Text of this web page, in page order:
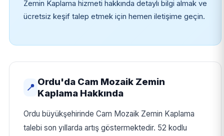
Zemin Kaplama hizmeti hakkında detaylı bilgi almak ve
ücretsiz keşif talep etmek için hemen iletişime geçin.
📍
Ordu'da Cam Mozaik Zemin
Kaplama Hakkında
Ordu büyükşehirinde Cam Mozaik Zemin Kaplama
talebi son yıllarda artış göstermektedir. 52 kodlu